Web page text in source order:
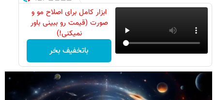
ابزار کامل برای اصلاح مو و
صورت (قیمت رو ببینی باور
نمیکنی!)
باتخفیف بخر